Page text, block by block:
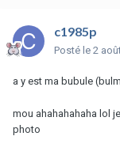
c1985p
Posté le 2
a y est ma bubule
mou ahahahahaha lol
photo